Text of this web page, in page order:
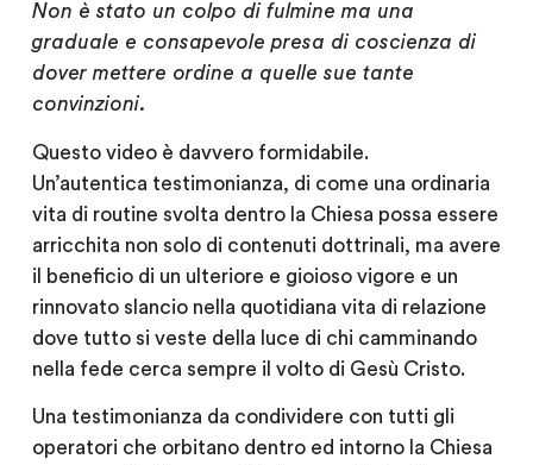
Non è stato un colpo di fulmine ma una
graduale e consapevole presa di coscienza di
dover mettere ordine a quelle sue tante
convinzioni.
Questo video è davvero formidabile.
Un’autentica testimonianza, di come una ordinaria
vita di routine svolta dentro la Chiesa possa essere
arricchita non solo di contenuti dottrinali, ma avere
il beneficio di un ulteriore e gioioso vigore e un
rinnovato slancio nella quotidiana vita di relazione
dove tutto si veste della luce di chi camminando
nella fede cerca sempre il volto di Gesù Cristo.
Una testimonianza da condividere con tutti gli
operatori che orbitano dentro ed intorno la Chiesa